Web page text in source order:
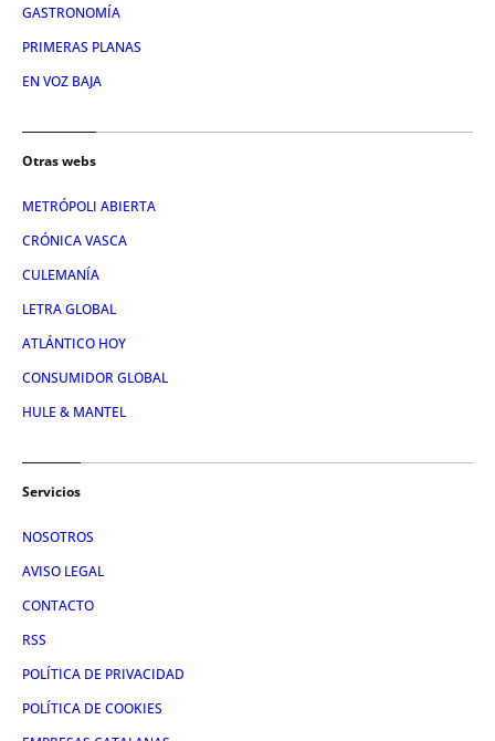
GASTRONOMÍA
PRIMERAS PLANAS
EN VOZ BAJA
Otras webs
METRÓPOLI ABIERTA
CRÓNICA VASCA
CULEMANÍA
LETRA GLOBAL
ATLÁNTICO HOY
CONSUMIDOR GLOBAL
HULE & MANTEL
Servicios
NOSOTROS
AVISO LEGAL
CONTACTO
RSS
POLÍTICA DE PRIVACIDAD
POLÍTICA DE COOKIES